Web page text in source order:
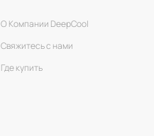
О Компании DeepCool
Свяжитесь с нами
Где купить